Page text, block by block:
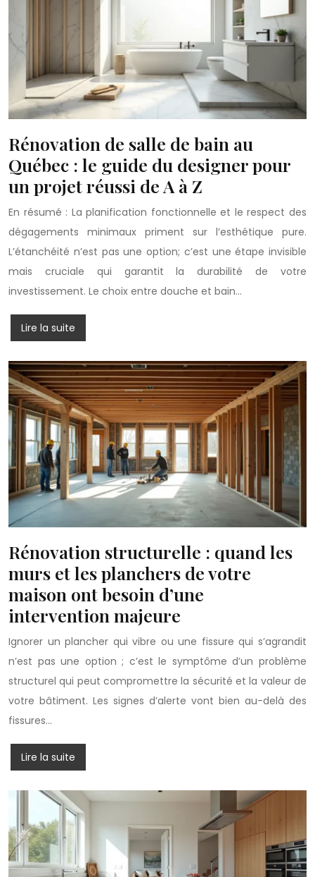
Rénovation de salle de bain au
Québec : le guide du designer pour
un projet réussi de A à Z
En résumé : La planification fonctionnelle et le respect des
dégagements minimaux priment sur l’esthétique pure.
L’étanchéité n’est pas une option; c’est une étape invisible
mais cruciale qui garantit la durabilité de votre
investissement. Le choix entre douche et bain…
Lire la suite
Rénovation structurelle : quand les
murs et les planchers de votre
maison ont besoin d’une
intervention majeure
Ignorer un plancher qui vibre ou une fissure qui s’agrandit
n’est pas une option ; c’est le symptôme d’un problème
structurel qui peut compromettre la sécurité et la valeur de
votre bâtiment. Les signes d’alerte vont bien au-delà des
fissures…
Lire la suite